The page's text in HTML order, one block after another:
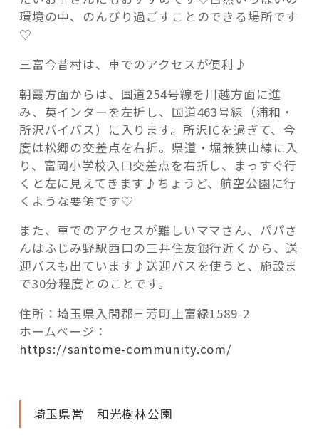
環境の中、のんびり過ごすことのできる場所です
♡
三富今昔村は、車でのアクセスが便利♪
朝霞方面からは、国道254号線を川越方面に進
み、英インターを左折し、国道463号線（浦和・
所沢バイパス）に入ります。所沢ICを過ぎて、今
度は松郷の交差点を右折。県道・堀兼狭山線に入
り、富岡小学校入口交差点を右折し、まっすぐ行
くと左に見えてきます♪ちょうど、航空公園に行
くような要領です♡
また、車でのアクセスが難しいママさん、パパさ
んはふじみ野駅西口の三井住友銀行近くから、送
迎バスも出ています♪送迎バスを使うと、施設ま
で30分程度とのことです。
住所：埼玉県入間郡三芳町上富緑1589-2
ホームページ：
https://santome-community.com/
埼玉県営 和光樹林公園